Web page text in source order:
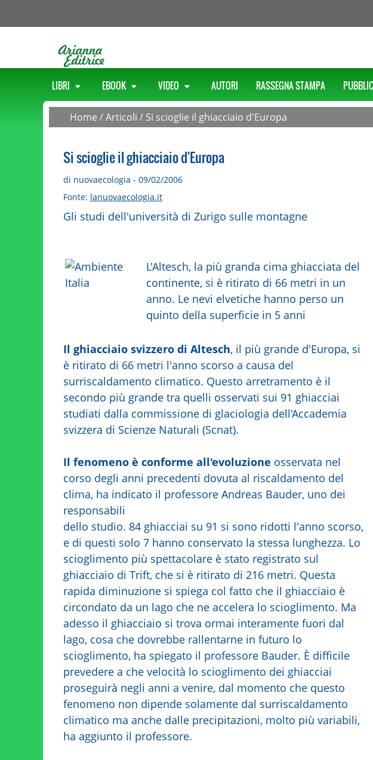
LIBRI EBOOK VIDEO AUTORI RASSEGNA STAMPA
Home /Articoli / Si scioglie il ghiacciaio d'Europa
Si scioglie il ghiacciaio d'Europa
di nuovaecologia - 09/02/2006
Fonte: lanuovaecologia.it
Gli studi dell'università di Zurigo sulle montagne
L'Altesch, la più granda cima ghiacciata del
continente, si è ritirato di 66 metri in un
anno. Le nevi elvetiche hanno perso un
quinto della superficie in 5 anni
Il ghiacciaio svizzero di Altesch, il più grande d'Europa, si
è ritirato di 66 metri l'anno scorso a causa del
surriscaldamento climatico. Questo arretramento è il
secondo più grande tra quelli osservati sui 91 ghiacciai
studiati dalla commissione di glaciologia dell'Accademia
svizzera di Scienze Naturali (Scnat).
Il fenomeno è conforme all'evoluzione osservata nel
corso degli anni precedenti dovuta al riscaldamento del
clima, ha indicato il professore Andreas Bauder, uno dei
responsabili
dello studio. 84 ghiacciai su 91 si sono ridotti l'anno scorso,
e di questi solo 7 hanno conservato la stessa lunghezza. Lo
scioglimento più spettacolare è stato registrato sul
ghiacciaio di Trift, che si è ritirato di 216 metri. Questa
rapida diminuzione si spiega col fatto che il ghiacciaio è
circondato da un lago che ne accelera lo scioglimento. Ma
adesso il ghiacciaio si trova ormai interamente fuori dal
lago, cosa che dovrebbe rallentarne in futuro lo
scioglimento, ha spiegato il professore Bauder. È difficile
prevedere a che velocità lo scioglimento dei ghiacciai
proseguirà negli anni a venire, dal momento che questo
fenomeno non dipende solamente dal surriscaldamento
climatico ma anche dalle precipitazioni, molto più variabili,
ha aggiunto il professore.